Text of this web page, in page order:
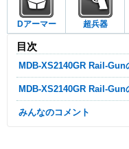
Dアーマー 超兵器
目次
MDB-XS2140GR Rail-
MDB-XS2140GR Rail-
みんなのコメント